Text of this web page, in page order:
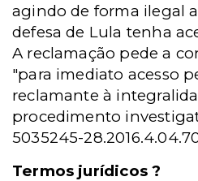
agindo de forma ilegal
defesa de Lula tenha
A reclamação pede a
"para imediato acesso
reclamante à
procedimento
5035245-
Termos jurídicos ?